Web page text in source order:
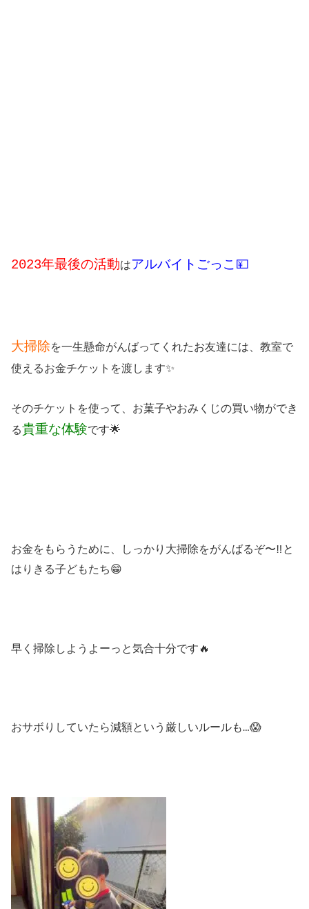
2023年最後の活動はアルバイトごっこ💴
大掃除を一生懸命がんばってくれたお友達には、教室で
使えるお金チケットを渡します✨
そのチケットを使って、お菓子やおみくじの買い物ができ
る貴重な体験です🌟
お金をもらうために、しっかり大掃除をがんばるぞ〜‼️と
はりきる子どもたち😁
早く掃除しようよーっと気合十分です🔥
おサボりしていたら減額という厳しいルールも…😱